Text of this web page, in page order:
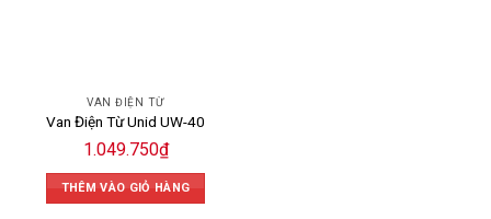
VAN ĐIỆN TỪ
Van Điện Từ Unid UW-40
1.049.750₫
THÊM VÀO GIỎ HÀNG